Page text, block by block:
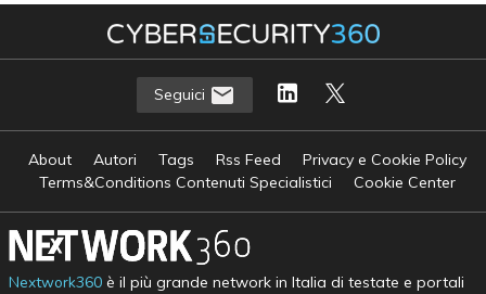
Seguici
About Autori Tags Rss Feed
Privacy e Cookie Policy
Terms&Conditions Contenuti Specialistici
Cookie Center
Nextwork360è il più grande network in Italia di testate e portali